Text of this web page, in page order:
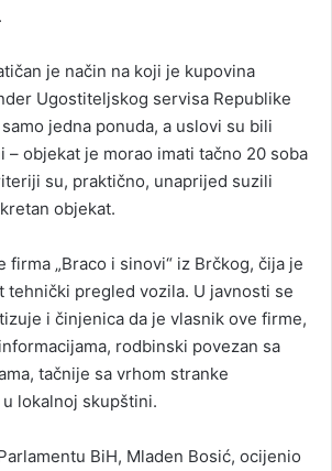
je način na koji je kupovina
Ugostiteljskog servisa Republike
jedna ponuda, a uslovi su bili
– objekat je morao imati tačno 20 soba
su, praktično, unaprijed suzili
objekat.
firma „Braco i sinovi“ iz Brčkog, čija je
tehnički pregled vozila. U javnosti se
i činjenica da je vlasnik ove firme,
rodbinski povezan sa
tačnije sa vrhom stranke
lokalnoj skupštini.
BiH, Mladen Bosić, ocijenio